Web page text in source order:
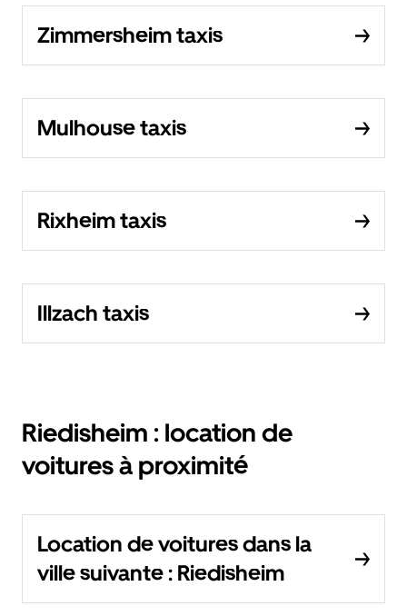
Zimmersheim taxis
Mulhouse taxis
Rixheim taxis
Illzach taxis
Riedisheim : location de
voitures à proximité
Location de voitures dans la
ville suivante : Riedisheim